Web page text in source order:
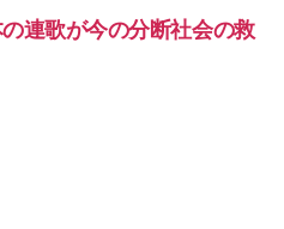
連歌が今の分断社会の救